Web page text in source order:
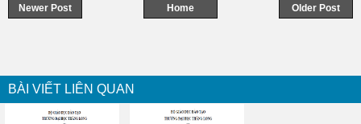
Newer Post Older Post
Home
BÀI VIẾT LIÊN QUAN